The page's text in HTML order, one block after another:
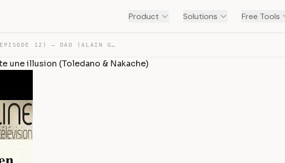
Product Solutions Free Tools
TOUT VA BIEN (EPISODE 12) – DAO (ALAIN GOMIS) & JUSTE U… — TRANSCRIPT
une illusion (Toledano & Nakache)